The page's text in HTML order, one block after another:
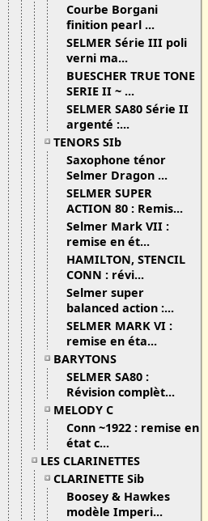
Courbe Borgani
finition pearl ...
SELMER Série III poli
verni ma...
BUESCHER TRUE TONE
SERIE II ~ ...
SELMER SA80 Série II
argenté :...
TENORS SIb
Saxophone ténor
Selmer Dragon ...
SELMER SUPER
ACTION 80 : Remis...
Selmer Mark VII :
remise en ét...
HAMILTON, STENCIL
CONN : révi...
Selmer super
balanced action :...
SELMER MARK VI :
remise en éta...
BARYTONS
SELMER SA80 :
Révision complèt...
MELODY C
Conn ~1922 : remise en
état c...
LES CLARINETTES
CLARINETTE Sib
Boosey & Hawkes
modèle Imperi...